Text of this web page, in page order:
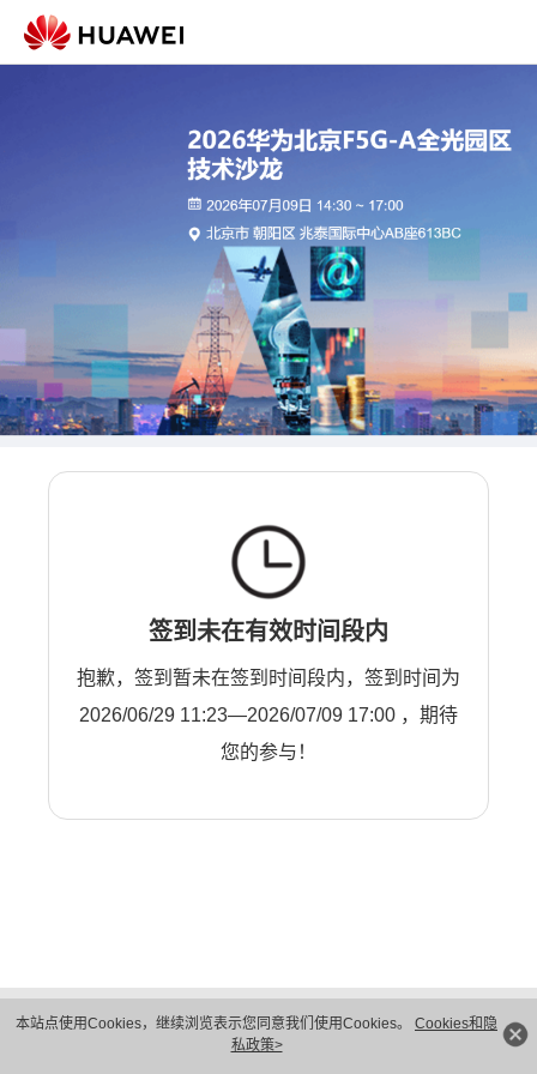
本站点使用Cookies，继续浏览表示您同意我们使用Cookies。 Cookies和隐
私政策>
签到未在有效时间段内
抱歉，签到暂未在签到时间段内，签到时间为
2026/06/29 11:23—2026/07/09 17:00 ，期待
您的参与！
隐私保护
法律声明